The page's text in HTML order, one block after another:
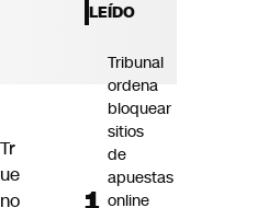
Tr
ue
no
LEÍDO
Tribunal
ordena
bloquear
sitios
de
apuestas
online